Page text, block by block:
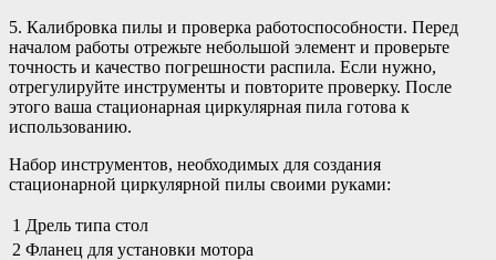
5. Калибровка пилы и проверка работоспособности. Перед
началом работы отрежьте небольшой элемент и проверьте
точность и качество погрешности распила. Если нужно,
отрегулируйте инструменты и повторите проверку. После
этого ваша стационарная циркулярная пила готова к
использованию.
Набор инструментов, необходимых для создания
стационарной циркулярной пилы своими руками:
1 Дрель типа стол
2 Фланец для установки мотора